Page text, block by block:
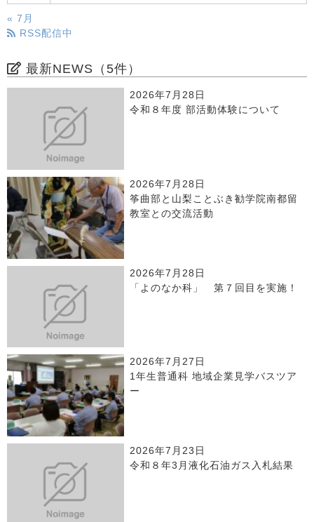
« 7月
RSS配信中
最新NEWS（5件）
2026年7月28日
令和８年度 部活動体験について
2026年7月28日
筝曲部と山梨ことぶき勧学院南都留
教室との交流活動
2026年7月28日
「よのなか科」 第７回目を実施！
2026年7月27日
1年生普通科 地域企業見学バスツア
ー
2026年7月23日
令和８年3月液化石油ガス入札結果